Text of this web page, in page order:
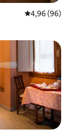
Средна
4,96 (96)